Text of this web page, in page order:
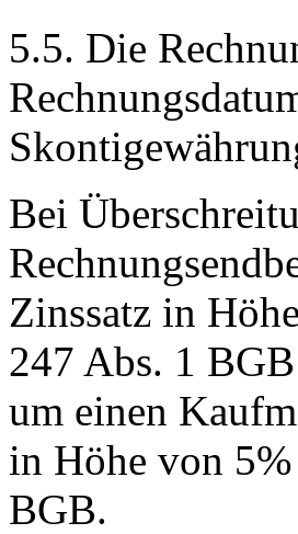
5.5. Die
Bei
Zinssatz in
247 Abs. 1
um einen
in Höhe von 5%
BGB.